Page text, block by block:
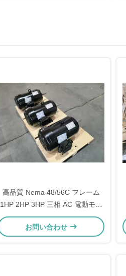
高品質 Nema 48/56C フレーム
1HP 2HP 3HP 三相 AC 電動モー
ター 中国メーカー
お問い合わせ